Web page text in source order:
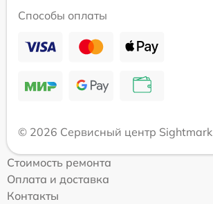
Способы оплаты
© 2026 Сервисный центр Sightmark
Стоимость ремонта
Оплата и доставка
Контакты